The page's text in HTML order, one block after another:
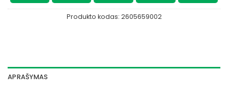
Produkto kodas: 2605659002
APRAŠYMAS